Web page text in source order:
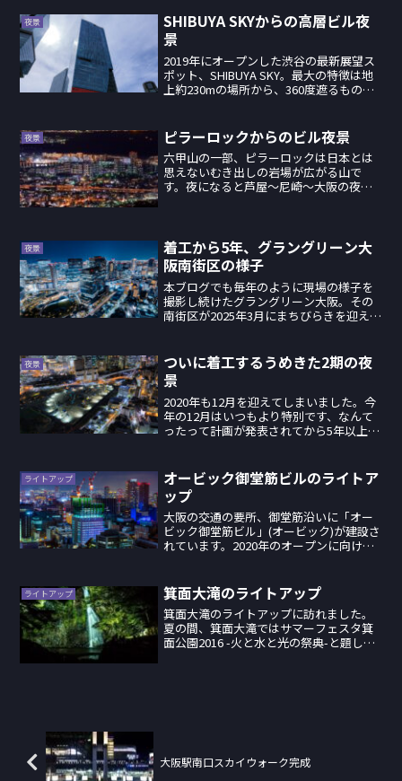
夜景
SHIBUYA SKYからの高層ビル夜
景
2019年にオープンした渋谷の最新展望ス
ポット、SHIBUYA SKY。最大の特徴は地
上約230mの場所から、360度遮るものな
人が紹介しているので。今回はその...
夜景 ピラーロックからのビル夜景
六甲山の一部、ピラーロックは日本とは
思えないむき出しの岩場が広がる山で
す。夜になると芦屋〜尼崎〜大阪の夜景
SF感たっぷり団地、「芦屋...
夜景
着工から5年、グラングリーン大
阪南街区の様子
本ブログでも毎年のように現場の様子を
撮影し続けたグラングリーン大阪。その
南街区が2025年3月にまちびらきを迎えま
部分もありますがこれで一旦一区切りで
す。「南街区賃貸棟」...
夜景
ついに着工するうめきた2期の夜
景
2020年も12月を迎えてしまいました。今
年の12月はいつもより特別です、なんて
ったって計画が発表されてから5年以上は
表はまだありませんが、【12/15追記：
12/1...
ライトアップ
オービック御堂筋ビルのライトア
ップ
大阪の交通の要所、御堂筋沿いに「オー
ビック御堂筋ビル」(オービック)が建設さ
れています。2020年のオープンに向けて
な素敵な状況に。囲いにLEDイルミが飾
られている！そ...
ライトアップ 箕面大滝のライトアップ
箕面大滝のライトアップに訪れました。
夏の間、箕面大滝ではサマーフェスタ箕
面公園2016 -火と水と光の祭典-と題して
大阪駅南口スカイウォーク完成